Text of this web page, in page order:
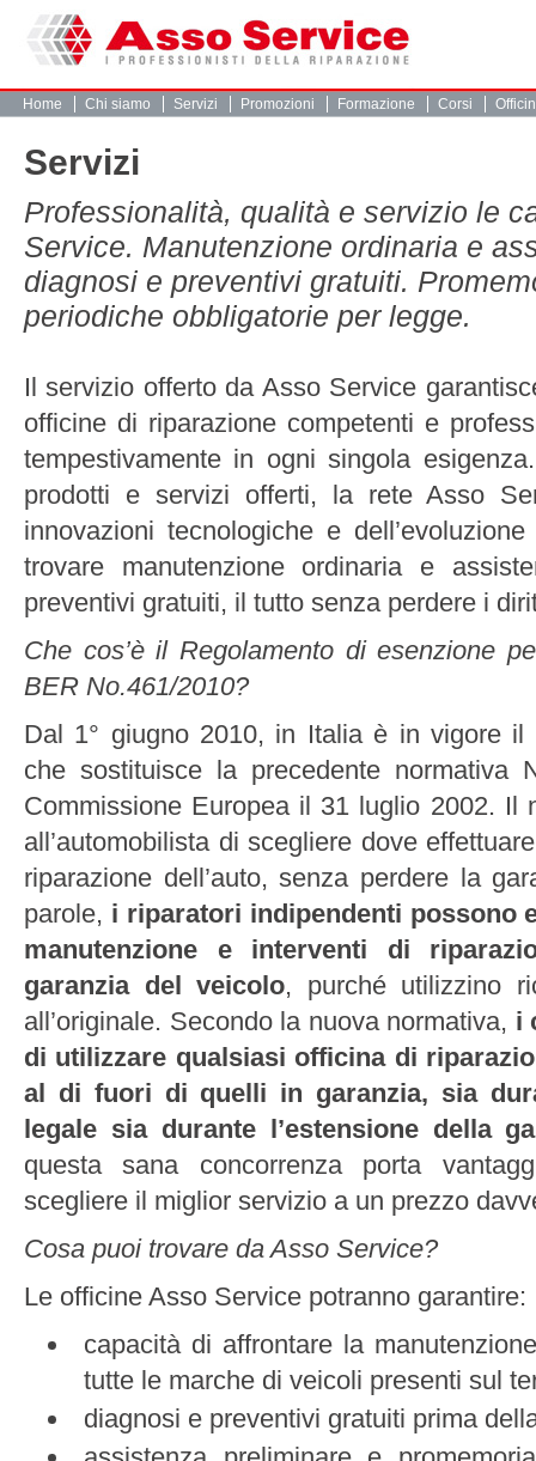
Home Chi siamo Servizi Promozioni Formazione Corsi
Servizi
Professionalità, qualità e servizio le
Service. Manutenzione ordinaria e
diagnosi e preventivi gratuiti.
periodiche obbligatorie per legge.
Il servizio offerto da Asso Service
officine di riparazione competenti e
tempestivamente in ogni singola
prodotti e servizi offerti, la rete Asso
innovazioni tecnologiche e
trovare manutenzione ordinaria e
preventivi gratuiti, il tutto senza perdere i
Che cos’è il Regolamento di esenzione
BER No.461/2010?
Dal 1° giugno 2010, in Italia è in vigore il
che sostituisce la precedente normativa
Commissione Europea il 31 luglio 2002. Il
all’automobilista di scegliere dove
riparazione dell’auto, senza perdere la
parole, i riparatori indipendenti possono
manutenzione e interventi di
garanzia del veicolo, purché utilizzino
all’originale. Secondo la nuova normativa, i
di utilizzare qualsiasi officina di
al di fuori di quelli in garanzia, sia
legale sia durante l’estensione della
questa sana concorrenza porta
scegliere il miglior servizio a un prezzo
Cosa puoi trovare da Asso Service?
Le officine Asso Service potranno garantire:
capacità di affrontare la
tutte le marche di veicoli presenti sul
diagnosi e preventivi gratuiti prima